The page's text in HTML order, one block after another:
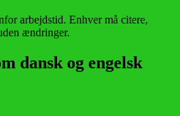
arbejdstid. Enhver må citere,
ændringer.
dansk og engelsk